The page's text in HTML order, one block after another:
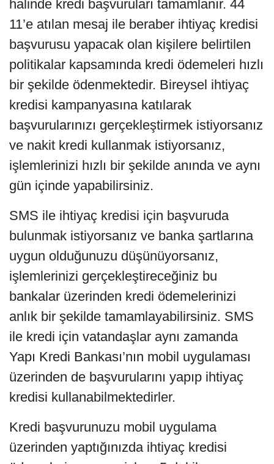
halinde kredi başvuruları tamamlanır. 44
11’e atılan mesaj ile beraber ihtiyaç kredisi
başvurusu yapacak olan kişilere belirtilen
politikalar kapsamında kredi ödemeleri hızlı
bir şekilde ödenmektedir. Bireysel ihtiyaç
kredisi kampanyasına katılarak
başvurularınızı gerçekleştirmek istiyorsanız
ve nakit kredi kullanmak istiyorsanız,
işlemlerinizi hızlı bir şekilde anında ve aynı
gün içinde yapabilirsiniz.
SMS ile ihtiyaç kredisi için başvuruda
bulunmak istiyorsanız ve banka şartlarına
uygun olduğunuzu düşünüyorsanız,
işlemlerinizi gerçekleştireceğiniz bu
bankalar üzerinden kredi ödemelerinizi
anlık bir şekilde tamamlayabilirsiniz. SMS
ile kredi için vatandaşlar aynı zamanda
Yapı Kredi Bankası’nın mobil uygulaması
üzerinden de başvurularını yapıp ihtiyaç
kredisi kullanabilmektedirler.
Kredi başvurunuzu mobil uygulama
üzerinden yaptığınızda ihtiyaç kredisi